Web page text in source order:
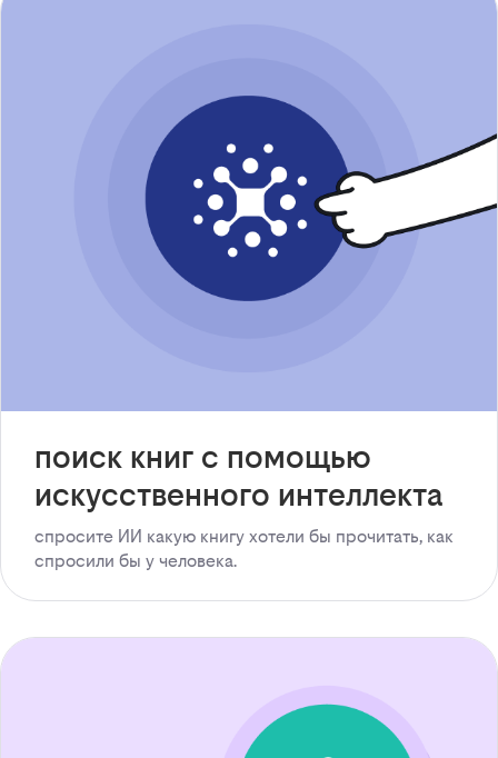
поиск книг с помощью
искусственного интеллекта
спросите ИИ какую книгу хотели бы прочитать, как
спросили бы у человека.